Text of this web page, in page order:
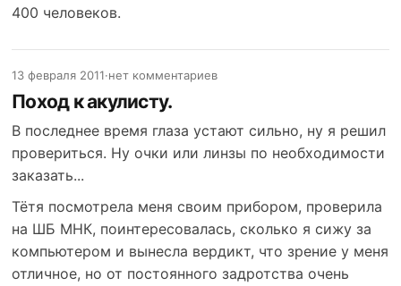
400 человеков.
13 февраля 2011·нет комментариев
Поход к акулисту.
В последнее время глаза устают сильно, ну я решил
провериться. Ну очки или линзы по необходимости
заказать...
Тётя посмотрела меня своим прибором, проверила
на ШБ МНК, поинтересовалась, сколько я сижу за
компьютером и вынесла вердикт, что зрение у меня
отличное, но от постоянного задротства очень